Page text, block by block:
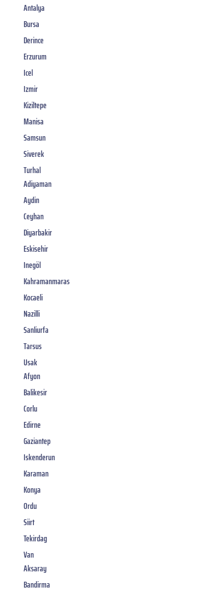
Antalya
Bursa
Derince
Erzurum
Icel
Izmir
Kiziltepe
Manisa
Samsun
Siverek
Turhal
Adiyaman
Aydin
Ceyhan
Diyarbakir
Eskisehir
Inegöl
Kahramanmaras
Kocaeli
Nazilli
Sanliurfa
Tarsus
Usak
Afyon
Balikesir
Corlu
Edirne
Gaziantep
Iskenderun
Karaman
Konya
Ordu
Siirt
Tekirdag
Van
Aksaray
Bandirma